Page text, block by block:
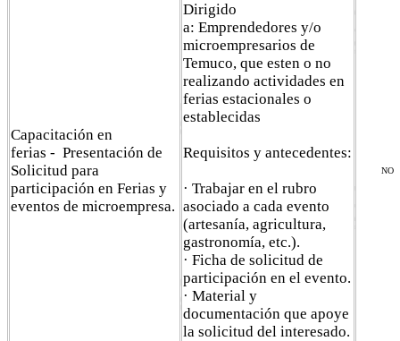
Capacitación en
ferias - Presentación de
Solicitud para
participación en Ferias y
eventos de microempresa.
Dirigido
a: Emprendedores y/o
microempresarios de
Temuco, que esten o no
realizando actividades en
ferias estacionales o
establecidas
Requisitos y antecedentes:
· Trabajar en el rubro
asociado a cada evento
(artesanía, agricultura,
gastronomía, etc.).
· Ficha de solicitud de
participación en el evento.
· Material y
documentación que apoye
la solicitud del interesado.
NO